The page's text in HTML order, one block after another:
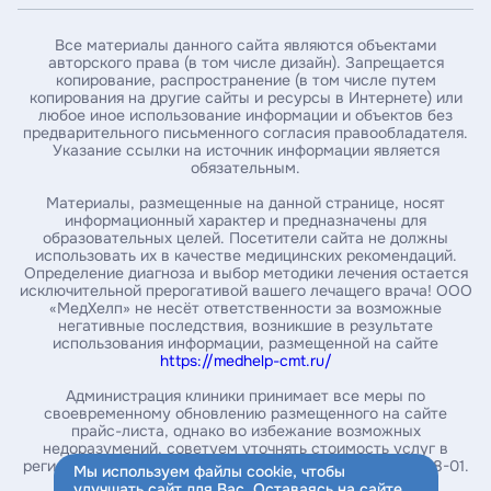
Все материалы данного сайта являются объектами
авторского права (в том числе дизайн). Запрещается
копирование, распространение (в том числе путем
копирования на другие сайты и ресурсы в Интернете) или
любое иное использование информации и объектов без
предварительного письменного согласия правообладателя.
Указание ссылки на источник информации является
обязательным.
Материалы, размещенные на данной странице, носят
информационный характер и предназначены для
образовательных целей. Посетители сайта не должны
использовать их в качестве медицинских рекомендаций.
Определение диагноза и выбор методики лечения остается
исключительной прерогативой вашего лечащего врача! ООО
«МедХелп» не несёт ответственности за возможные
негативные последствия, возникшие в результате
использования информации, размещенной на сайте
https://medhelp-cmt.ru/
Администрация клиники принимает все меры по
своевременному обновлению размещенного на сайте
прайс-листа, однако во избежание возможных
недоразумений, советуем уточнять стоимость услуг в
регистратуре или в контакт-центре по телефону 234-08-01.
Мы используем файлы cookie, чтобы
Введите номер амбулаторной карты
За какой год / годы вы хотите получить справку *
Укажите почту, на которую нужно выслать справку*
Введите ваш номер телефона
обработки персональных данных
Заказать справку